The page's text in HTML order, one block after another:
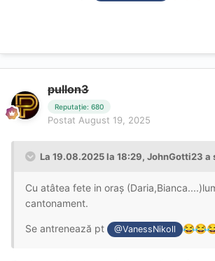
pullon3
Reputație: 680
Postat August 19, 2025
La 19.08.2025 la 18:29, JohnGotti23 a
Cu atâtea fete in oraș
cantonament.
Se antrenează pt @VanessNikoll 😂😂